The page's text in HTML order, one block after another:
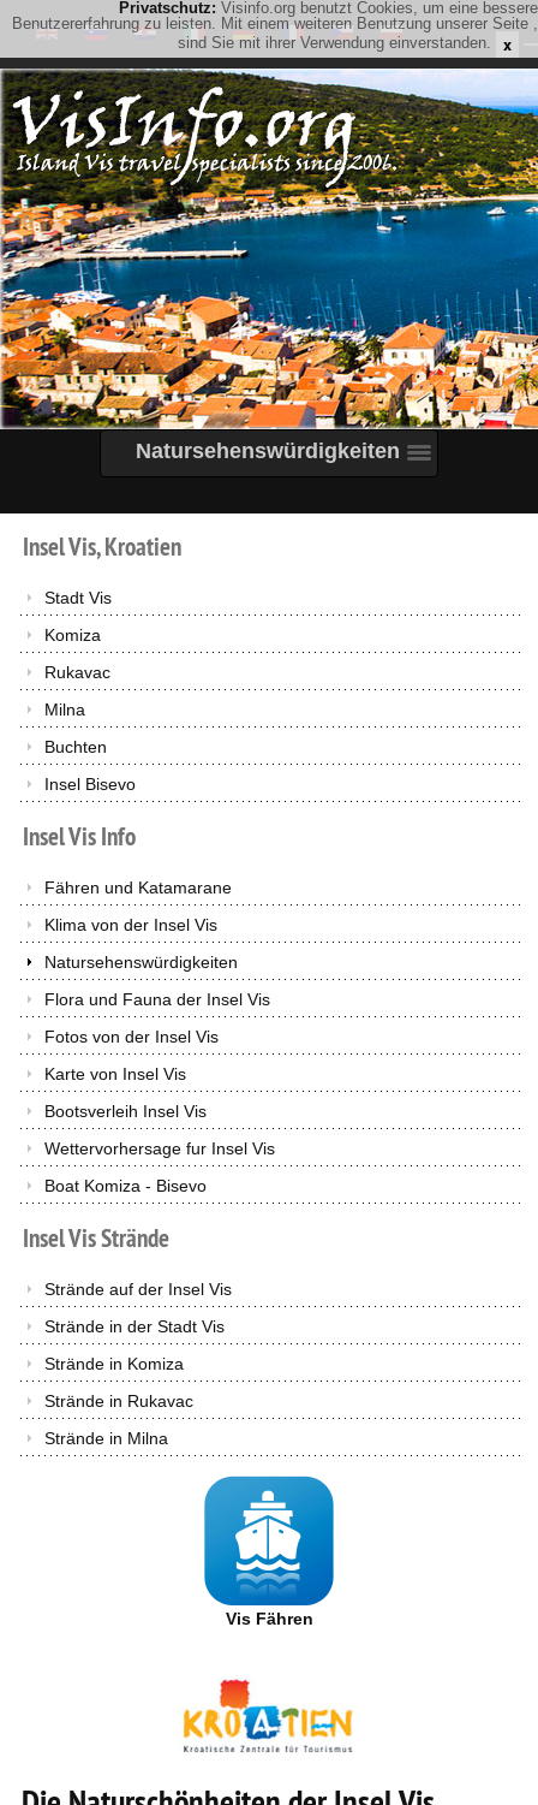
Privatschutz: Visinfo.org benutzt Cookies, um eine bessere
Benutzererfahrung zu leisten. Mit einem weiteren Benutzung unserer Seite ,
sind Sie mit ihrer Verwendung einverstanden.
x
Natursehenswürdigkeiten
InselVis,Kroatien
Stadt Vis
Komiza
Rukavac
Milna
Buchten
Insel Bisevo
InselVisInfo
Fähren und Katamarane
Klima von der Insel Vis
Natursehenswürdigkeiten
Flora und Fauna der Insel Vis
Fotos von der Insel Vis
Karte von Insel Vis
Bootsverleih Insel Vis
Wettervorhersage fur Insel Vis
Boat Komiza - Bisevo
InselVisStrände
Strände auf der Insel Vis
Strände in der Stadt Vis
Strände in Komiza
Strände in Rukavac
Strände in Milna
Vis Fähren